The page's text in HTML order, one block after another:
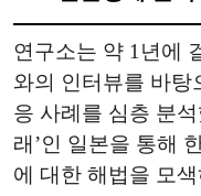
연구소는 약 1년에
와의 인터뷰를 바탕
응 사례를 심층 분석
래’인 일본을 통해
에 대한 해법을 모